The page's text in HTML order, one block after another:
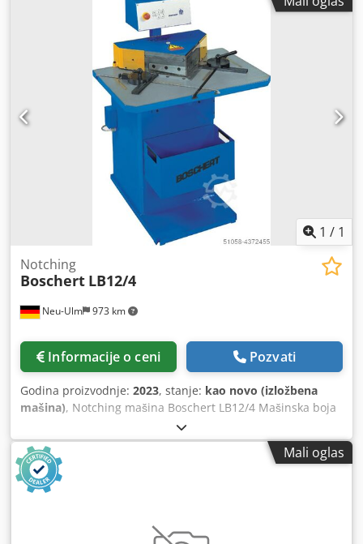
1 / 1
Neu-Ulm 973 km
Notching
Boschert LB12/4
Informacije o ceni Pozvati
Godina proizvodnje: 2023, stanje: kao novo (izložbena
mašina), Notching mašina Boschert LB12/4 Mašinska boja
plava Ral 5017 Ugao sečenja 90 Kapacitet sečenja 4 mm
St42 3 mm nerđajućeg čelika Povezano opterećenje 4kW
Težina 760 kg Mašina opremljena sa 2 stanice pokretnom
zaustavnom šipkom stop bar 300 mm unutrašnje
zaustavljanje sečenja traka do 225 mm pleksi zaštita
Mali oglas